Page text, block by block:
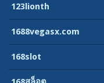
123lionth
1688vegasx.com
168slot